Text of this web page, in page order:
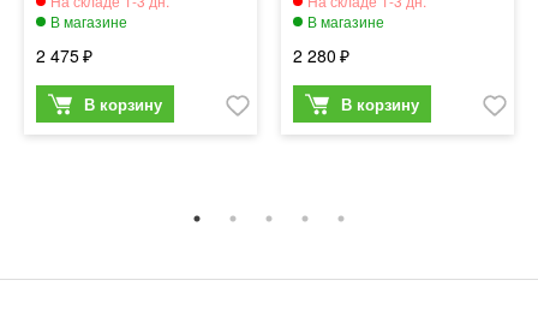
2 475 2 280